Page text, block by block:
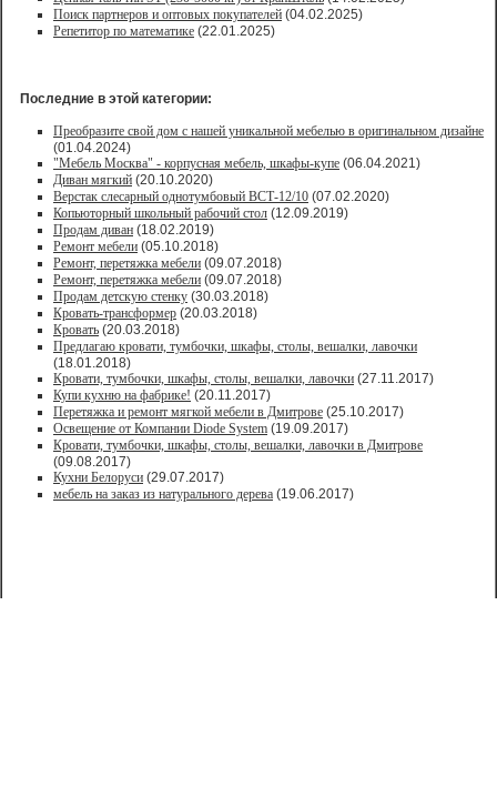
Поиск партнеров и оптовых покупателей (04.02.2025)
Репетитор по математике (22.01.2025)
Последние в этой категории:
Преобразите свой дом с нашей уникальной мебелью в оригинальном дизайне
(01.04.2024)
"Мебель Москва" - корпусная мебель, шкафы-купе (06.04.2021)
Диван мягкий (20.10.2020)
Верстак слесарный однотумбовый ВСТ-12/10 (07.02.2020)
Копьюторный школьный рабочий стол (12.09.2019)
Продам диван (18.02.2019)
Ремонт мебели (05.10.2018)
Ремонт, перетяжка мебели (09.07.2018)
Ремонт, перетяжка мебели (09.07.2018)
Продам детскую стенку (30.03.2018)
Кровать-трансформер (20.03.2018)
Кровать (20.03.2018)
Предлагаю кровати, тумбочки, шкафы, столы, вешалки, лавочки
(18.01.2018)
Кровати, тумбочки, шкафы, столы, вешалки, лавочки (27.11.2017)
Купи кухню на фабрике! (20.11.2017)
Перетяжка и ремонт мягкой мебели в Дмитрове (25.10.2017)
Освещение от Компании Diode System (19.09.2017)
Кровати, тумбочки, шкафы, столы, вешалки, лавочки в Дмитрове
(09.08.2017)
Кухни Белоруси (29.07.2017)
мебель на заказ из натурального дерева (19.06.2017)